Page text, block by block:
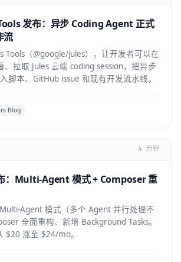
发布：异步 Coding Agent 正式
流
Tools（@google/jules），让开发者可以在
、拉取 Jules 云端 coding session，把异步
脚本、GitHub issue 和现有开发流水线。
Blog
4 分钟
：Multi-Agent 模式 + Composer 重
Agent 模式（多个 Agent 并行处理不
全面重构、新增 Background Tasks。
$20 涨至 $24/mo。